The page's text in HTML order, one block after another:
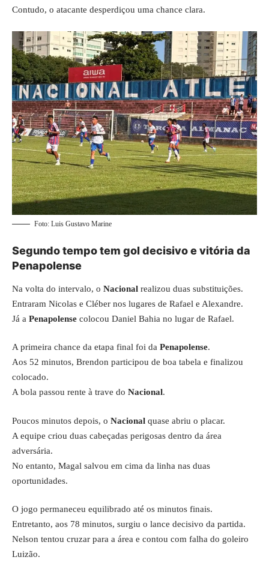
Contudo, o atacante desperdiçou uma chance clara.
Foto: Luis Gustavo Marine
Segundo tempo tem gol decisivo e vitória da
Penapolense
Na volta do intervalo, o Nacional realizou duas substituições.
Entraram Nicolas e Cléber nos lugares de Rafael e Alexandre.
Já a Penapolense colocou Daniel Bahia no lugar de Rafael.
A primeira chance da etapa final foi da Penapolense.
Aos 52 minutos, Brendon participou de boa tabela e finalizou
colocado.
A bola passou rente à trave do Nacional.
Poucos minutos depois, o Nacional quase abriu o placar.
A equipe criou duas cabeçadas perigosas dentro da área
adversária.
No entanto, Magal salvou em cima da linha nas duas
oportunidades.
O jogo permaneceu equilibrado até os minutos finais.
Entretanto, aos 78 minutos, surgiu o lance decisivo da partida.
Nelson tentou cruzar para a área e contou com falha do goleiro
Luizão.